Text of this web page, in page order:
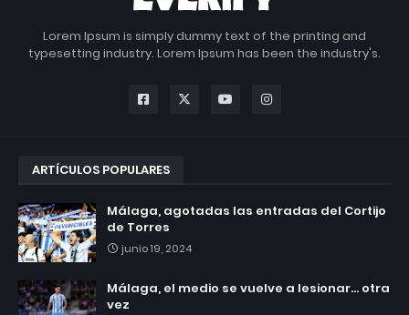
Lorem Ipsum is simply dummy text of the printing and
typesetting industry. Lorem Ipsum has been the industry's.
ARTÍCULOS POPULARES
Málaga, agotadas las entradas del Cortijo
de Torres
junio 19, 2024
Málaga, el medio se vuelve a lesionar... otra
vez